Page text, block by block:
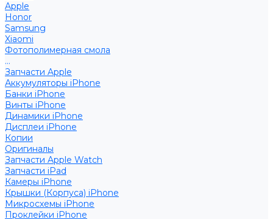
Apple
Honor
Samsung
Xiaomi
Фотополимерная смола
...
Запчасти Apple
Аккумуляторы iPhone
Банки iPhone
Винты iPhone
Динамики iPhone
Дисплеи iPhone
Копии
Оригиналы
Запчасти Apple Watch
Запчасти iPad
Камеры iPhone
Крышки (Корпуса) iPhone
Микросхемы iPhone
Проклейки iPhone